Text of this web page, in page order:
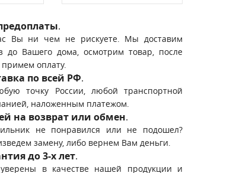
.
Вы ни чем не рискуете. Мы доставим
до Вашего дома, осмотрим товар, после
примем оплату.
по всей РФ.
точку России, любой транспортной
наложенным платежом.
на возврат или обмен.
не понравился или не подошел?
замену, либо вернем Вам деньги.
до 3-х лет.
в качестве нашей продукции и